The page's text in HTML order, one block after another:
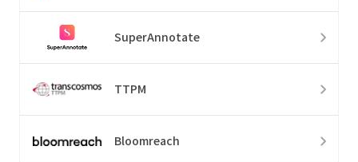
SuperAnnotate
TTPM
Bloomreach